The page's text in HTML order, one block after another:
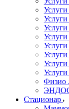
Услуги
Услуги
Услуги
Услуги
Услуги
Услуги
Физио
Стационар